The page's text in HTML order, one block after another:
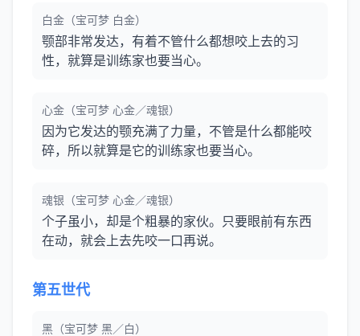
白金（宝可梦 白金）
颚部非常发达，有着不管什么都想咬上去的习
性，就算是训练家也要当心。
心金（宝可梦 心金／魂银）
因为它发达的颚充满了力量，不管是什么都能咬
碎，所以就算是它的训练家也要当心。
魂银（宝可梦 心金／魂银）
个子虽小，却是个粗暴的家伙。只要眼前有东西
在动，就会上去先咬一口再说。
第五世代
黑（宝可梦 黑／白）